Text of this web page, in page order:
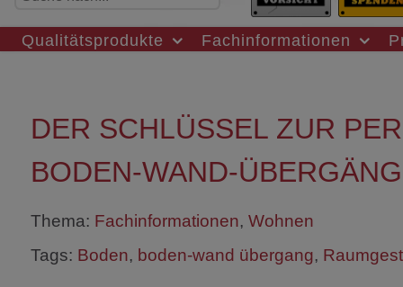
Qualitätsprodukte Fachinformationen
DER SCHLÜSSEL ZUR
BODEN-WAND-
Thema: Fachinformationen, Wohnen
Tags: Boden, boden-wand übergang,